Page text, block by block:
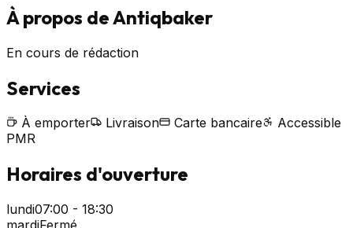
À propos deAntiqbaker
En cours de rédaction
Services
À emporter Livraison Carte bancaire
Accessible
PMR
Horaires d'ouverture
lundi07:00 - 18:30